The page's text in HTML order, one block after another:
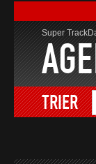
Super
TRIER